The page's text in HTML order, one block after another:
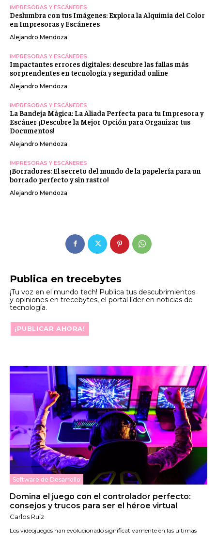
Publica en trecebytes
¡Tu voz en el mundo tech! Publica tus descubrimientos
y opiniones en trecebytes, el portal líder en noticias de
tecnología.
¡PUBLICAR AHORA!
Software de Desarrollo
Domina el juego con el controlador perfecto:
consejos y trucos para ser el héroe virtual
Carlos Ruiz
Los videojuegos han evolucionado significativamente en las últimas
IMPRESORAS Y ESCÁNERES
Deslumbra con tus Imágenes: Explora la Alquimia del Color
en Impresoras y Escáneres
Alejandro Mendoza
IMPRESORAS Y ESCÁNERES
Impactantes errores digitales: descubre las fallas más
sorprendentes en tecnología y seguridad online
Alejandro Mendoza
IMPRESORAS Y ESCÁNERES
La Bandeja Mágica: La Aliada Perfecta para tu Impresora y
Escáner ¡Descubre la Mejor Opción para Organizar tus
Documentos!
Alejandro Mendoza
IMPRESORAS Y ESCÁNERES
¡Borradores: El secreto del mundo de la papelería para un
borrado perfecto y sin rastro!
Alejandro Mendoza